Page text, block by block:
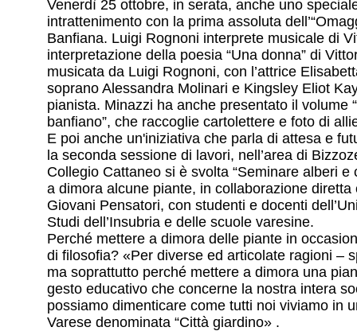
Venerdì 25 ottobre, in serata, anche uno
intrattenimento con la prima assoluta
Banfiana. Luigi Rognoni interprete musicale di
interpretazione della poesia “Una donna” di
musicata da Luigi Rognoni, con l’attrice
soprano Alessandra Molinari e Kingsley Eliot
pianista. Minazzi ha anche presentato il volume
banfiano”, che raccoglie cartolettere e foto di
E poi anche un'iniziativa che parla di attesa e
la seconda sessione di lavori, nell’area di
Collegio Cattaneo si è svolta “Seminare alberi e
a dimora alcune piante, in collaborazione diretta
Giovani Pensatori, con studenti e docenti
Studi dell’Insubria e delle scuole varesine.
Perché mettere a dimora delle piante in
di filosofia? «Per diverse ed articolate ragioni –
ma soprattutto perché mettere a dimora una
gesto educativo che concerne la nostra intera
possiamo dimenticare come tutti noi viviamo in
Varese denominata “Città giardino» .